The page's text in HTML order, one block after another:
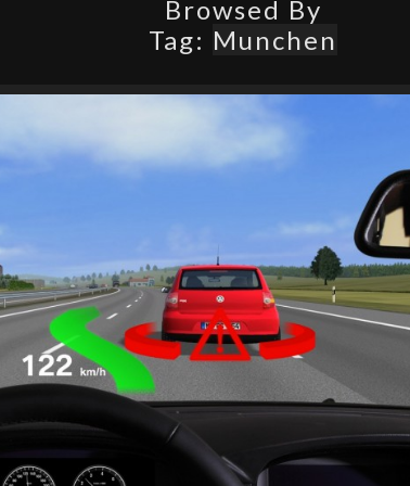
Browsed By
Tag: Munchen